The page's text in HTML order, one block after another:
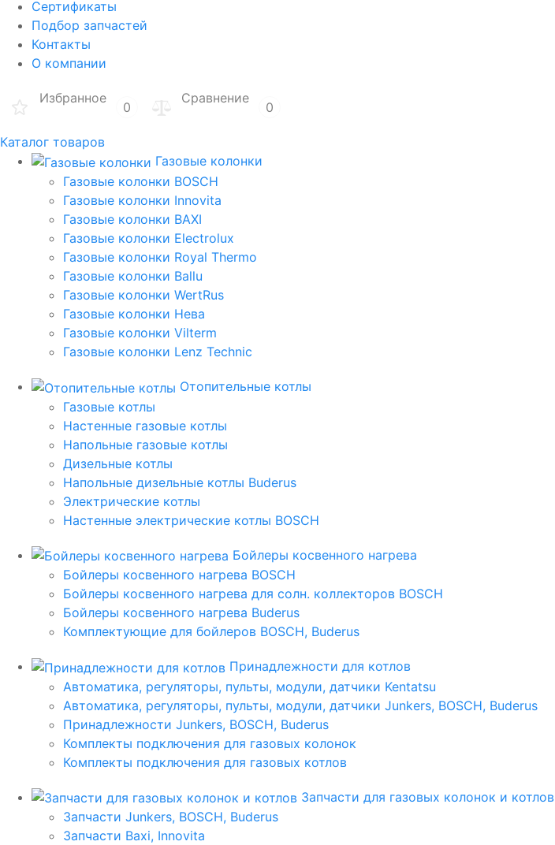
Сертификаты
Подбор запчастей
Контакты
О компании
Избранное
0
Сравнение
0
Каталог товаров
Газовые колонки
Газовые колонки BOSCH
Газовые колонки Innovita
Газовые колонки BAXI
Газовые колонки Electrolux
Газовые колонки Royal Thermo
Газовые колонки Ballu
Газовые колонки WertRus
Газовые колонки Нева
Газовые колонки Vilterm
Газовые колонки Lenz Technic
Отопительные котлы
Газовые котлы
Настенные газовые котлы
Напольные газовые котлы
Дизельные котлы
Напольные дизельные котлы Buderus
Электрические котлы
Настенные электрические котлы BOSCH
Бойлеры косвенного нагрева
Бойлеры косвенного нагрева BOSCH
Бойлеры косвенного нагрева для солн. коллекторов BOSCH
Бойлеры косвенного нагрева Buderus
Комплектующие для бойлеров BOSCH, Buderus
Принадлежности для котлов
Автоматика, регуляторы, пульты, модули, датчики Kentatsu
Автоматика, регуляторы, пульты, модули, датчики Junkers, BOSCH, Buderus
Принадлежности Junkers, BOSCH, Buderus
Комплекты подключения для газовых колонок
Комплекты подключения для газовых котлов
Запчасти для газовых колонок и котлов
Запчасти Junkers, BOSCH, Buderus
Запчасти Baxi, Innovita